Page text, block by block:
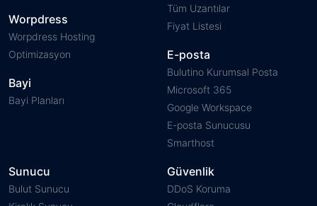
Worpdress
Worpdress Hosting
Optimizasyon
Bayi
Bayi Planları
Tüm Uzantılar
Fiyat Listesi
E-posta
Bulutino Kurumsal Posta
Microsoft 365
Google Workspace
E-posta Sunucusu
Smarthost
Sunucu
Bulut Sunucu
Güvenlik
DDoS Koruma